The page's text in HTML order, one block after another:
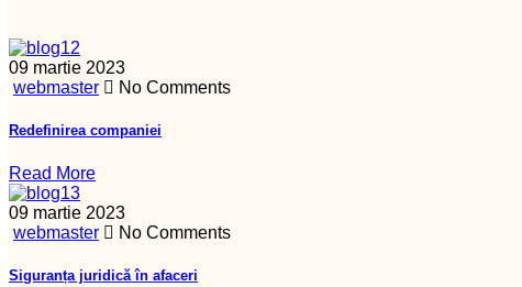
09 martie 2023
webmaster
No Comments
Redefinirea companiei
Read More
09 martie 2023
webmaster
No Comments
Siguranța juridică în afaceri